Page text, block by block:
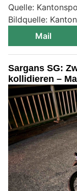
Quelle:
Bildquelle:
Mail
Sargans SG:
kollidieren –